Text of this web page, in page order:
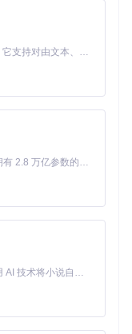
慎操作，体现了开
解决问题的力量。
不失为一个研究过
前务必考虑最新的
的技术架构
然是针对特定需求
，为同类问题提供
，则是一个了解如
MiniMax H3 是一个通用的全模态生成系统。它支持对由文本、图像、视频和音频组成的多模态上下文进行统一理解，并能生成分辨率高达 2K、时长可达 15 秒的带原生立体声音频的视频。得益于面向任务泛化的系统设计，H3 在预训练阶段就已具备广泛的多模态上下文理解与生成能力，能够出色地执行复杂的多模态指令。
Kimi K3 是Kimi能力最强的模型：这是一个拥有 2.8 万亿参数的混合专家（MoE）模型，具备原生视觉理解能力，并支持 100 万 token 的上下文窗口。
Toonflow 是一款 AI 短剧漫剧工具，能够利用 AI 技术将小说自动转化为剧本，并结合 AI 生成的图片和视频，实现高效的短剧创作。借助 Toonflow，可以轻松完成从文字到影像的全流程，让短剧制作变得更加智能与便捷。